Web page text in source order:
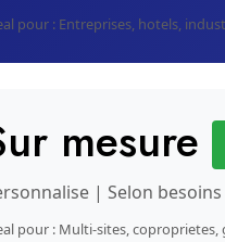
pour : Entreprises, hotels,
mesure
| Selon
pour : Multi-sites, coproprietes,